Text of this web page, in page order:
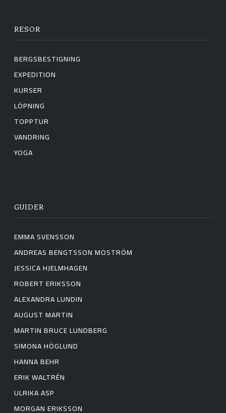
RESOR
BERGSBESTIGNING
EXPEDITION
KURSER
LÖPNING
TOPPTUR
VANDRING
YOGA
GUIDER
EMMA SVENSSON
ANDREAS BENGTSSON MOSTRÖM
JESSICA HJELMHAGEN
ROBERT ERIKSSON
ALEXANDRA LUNDIN
AUGUST MARTIN
MARTIN BRUCE LUNDBERG
SIMONA HÖGLUND
HANNA BEHR
ERIK WALTRÉN
ULRIKA ASP
MORGAN ERIKSSON